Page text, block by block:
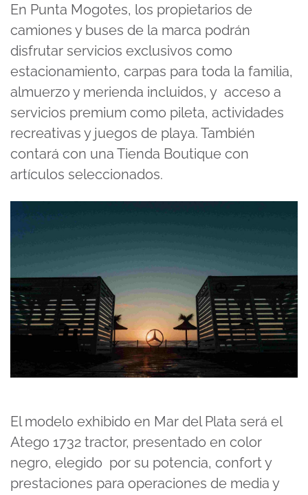
En Punta Mogotes, los propietarios de
camiones y buses de la marca podrán
disfrutar servicios exclusivos como
estacionamiento, carpas para toda la familia,
almuerzo y merienda incluidos, y acceso a
servicios premium como pileta, actividades
recreativas y juegos de playa. También
contará con una Tienda Boutique con
artículos seleccionados.
El modelo exhibido en Mar del Plata será el
Atego 1732 tractor, presentado en color
negro, elegido por su potencia, confort y
prestaciones para operaciones de media y